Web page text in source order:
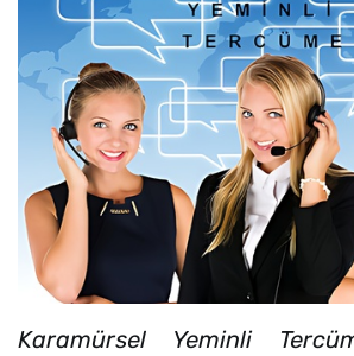
Karamürsel Yeminli